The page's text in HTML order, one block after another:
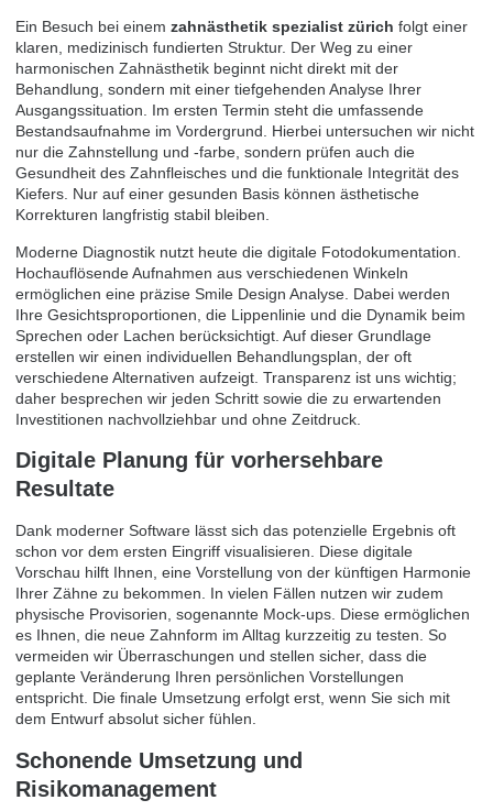
Ein Besuch bei einem zahnästhetik spezialist zürich folgt einer
klaren, medizinisch fundierten Struktur. Der Weg zu einer
harmonischen Zahnästhetik beginnt nicht direkt mit der
Behandlung, sondern mit einer tiefgehenden Analyse Ihrer
Ausgangssituation. Im ersten Termin steht die umfassende
Bestandsaufnahme im Vordergrund. Hierbei untersuchen wir nicht
nur die Zahnstellung und -farbe, sondern prüfen auch die
Gesundheit des Zahnfleisches und die funktionale Integrität des
Kiefers. Nur auf einer gesunden Basis können ästhetische
Korrekturen langfristig stabil bleiben.
Moderne Diagnostik nutzt heute die digitale Fotodokumentation.
Hochauflösende Aufnahmen aus verschiedenen Winkeln
ermöglichen eine präzise Smile Design Analyse. Dabei werden
Ihre Gesichtsproportionen, die Lippenlinie und die Dynamik beim
Sprechen oder Lachen berücksichtigt. Auf dieser Grundlage
erstellen wir einen individuellen Behandlungsplan, der oft
verschiedene Alternativen aufzeigt. Transparenz ist uns wichtig;
daher besprechen wir jeden Schritt sowie die zu erwartenden
Investitionen nachvollziehbar und ohne Zeitdruck.
Digitale Planung für vorhersehbare
Resultate
Dank moderner Software lässt sich das potenzielle Ergebnis oft
schon vor dem ersten Eingriff visualisieren. Diese digitale
Vorschau hilft Ihnen, eine Vorstellung von der künftigen Harmonie
Ihrer Zähne zu bekommen. In vielen Fällen nutzen wir zudem
physische Provisorien, sogenannte Mock-ups. Diese ermöglichen
es Ihnen, die neue Zahnform im Alltag kurzzeitig zu testen. So
vermeiden wir Überraschungen und stellen sicher, dass die
geplante Veränderung Ihren persönlichen Vorstellungen
entspricht. Die finale Umsetzung erfolgt erst, wenn Sie sich mit
dem Entwurf absolut sicher fühlen.
Schonende Umsetzung und
Risikomanagement